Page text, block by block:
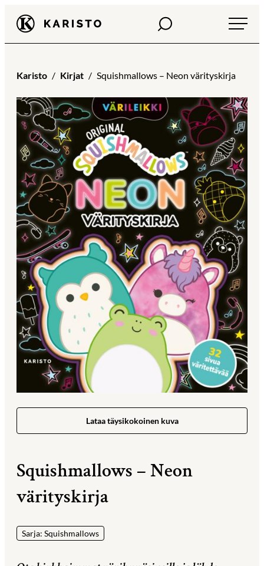
Siirry
suoraan
sisältöön
Karisto Haku
Karisto Kirjat Squishmallows – Neon värityskirja
Lataa täysikokoinen kuva
Squishmallows – Neon
värityskirja
Sarja: Squishmallows